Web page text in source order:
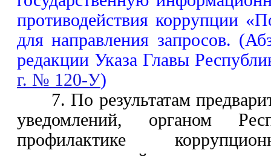
противодействия коррупции
для направления запросов.
редакции Указа Главы
г. № 120-У)
7. По результатам
уведомлений, органом
профилактике